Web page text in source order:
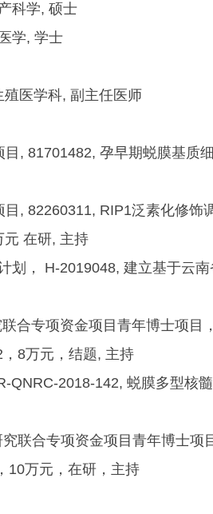
科学, 硕士
学, 学士
医学科, 副主任医师
, 81701482, 孕早期蜕膜基质
, 82260311, RIP1泛素化修
元 在研, 主持
划， H-2019048, 建立基于云
合专项资金项目青年博士项
8万元，结题, 主持
QNRC-2018-142, 蜕膜多型
联合专项资金项目青年博士
10万元，在研，主持